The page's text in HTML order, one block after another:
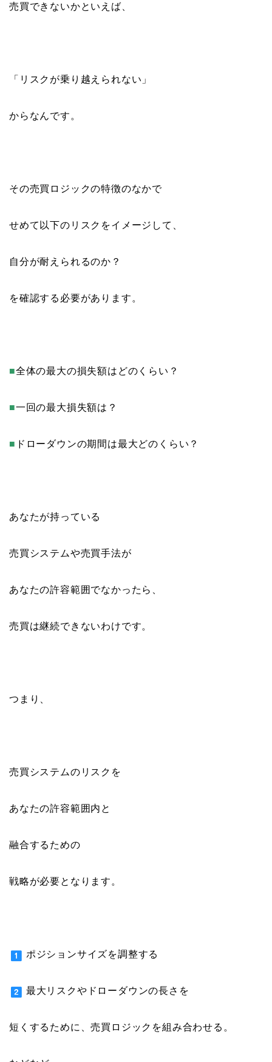
売買できないかといえば、
「リスクが乗り越えられない」
からなんです。
その売買ロジックの特徴のなかで
せめて以下のリスクをイメージして、
自分が耐えられるのか？
を確認する必要があります。
■全体の最大の損失額はどのくらい？
■一回の最大損失額は？
■ ドローダウンの期間は最大どのくらい？
あなたが持っている
売買システムや売買手法が
あなたの許容範囲でなかったら、
売買は継続できないわけです。
つまり、
売買システムのリスクを
あなたの許容範囲内と
融合するための
戦略が必要となります。
ポジションサイズを調整する
最大リスクやドローダウンの長さを
短くするために、売買ロジックを組み合わせる。